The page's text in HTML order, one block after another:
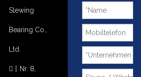
Slewing
Bearing Co.,
Ltd.
 Nr. 8,